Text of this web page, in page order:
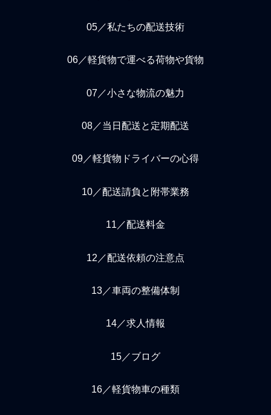
05／私たちの配送技術
06／軽貨物で運べる荷物や貨物
07／小さな物流の魅力
08／当日配送と定期配送
09／軽貨物ドライバーの心得
10／配送請負と附帯業務
11／配送料金
12／配送依頼の注意点
13／車両の整備体制
14／求人情報
15／ブログ
16／軽貨物車の種類